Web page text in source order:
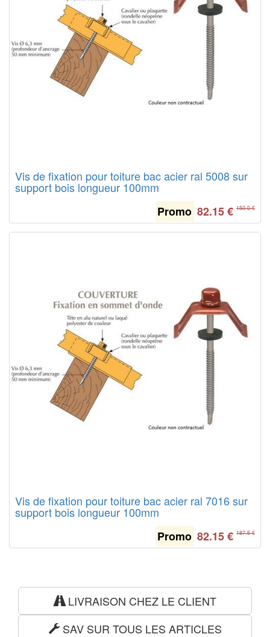
Vis de fixation pour toiture bac acier ral 5008 sur
support bois longueur 100mm
Promo 82.15€ 150.0 €
Vis de fixation pour toiture bac acier ral 7016 sur
support bois longueur 100mm
Promo 82.15€ 187.5 €
LIVRAISON CHEZ LE CLIENT
SAV SUR TOUS LES ARTICLES